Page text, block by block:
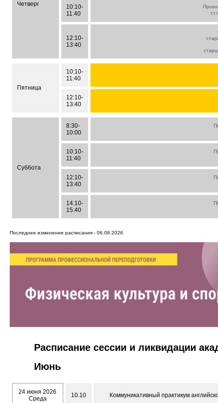
Четверг
10:10-
11:40
12:10-
13:40
Пятница
10:10-
11:40
12:10-
13:40
Суббота
8:30-
10:00
10:10-
11:40
12:10-
13:40
14:10-
15:40
Последнее изменение расписания - 06.08.2026
Расписание сессии и ликвидации
Июнь
24 июня 2026
Среда
10.10 Коммуникативный практикум